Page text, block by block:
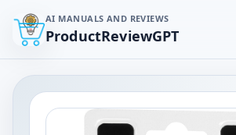
AI MANUALS AND REVIEWS
ProductReviewGPT